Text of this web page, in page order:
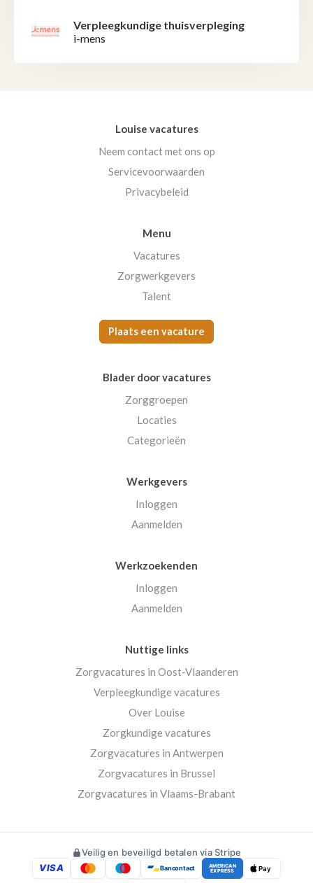
Verpleegkundige thuisverpleging
i-mens
Louise vacatures
Neem contact met ons op
Servicevoorwaarden
Privacybeleid
Menu
Vacatures
Zorgwerkgevers
Talent
Plaats een vacature
Blader door vacatures
Zorggroepen
Locaties
Categorieën
Werkgevers
Inloggen
Aanmelden
Werkzoekenden
Inloggen
Aanmelden
Nuttige links
Zorgvacatures in Oost-Vlaanderen
Verpleegkundige vacatures
Over Louise
Zorgkundige vacatures
Zorgvacatures in Antwerpen
Zorgvacatures in Brussel
Zorgvacatures in Vlaams-Brabant
Veilig en beveiligd betalen via Stripe
VISA
Bancontact AMERICAN
EXPRESS Pay